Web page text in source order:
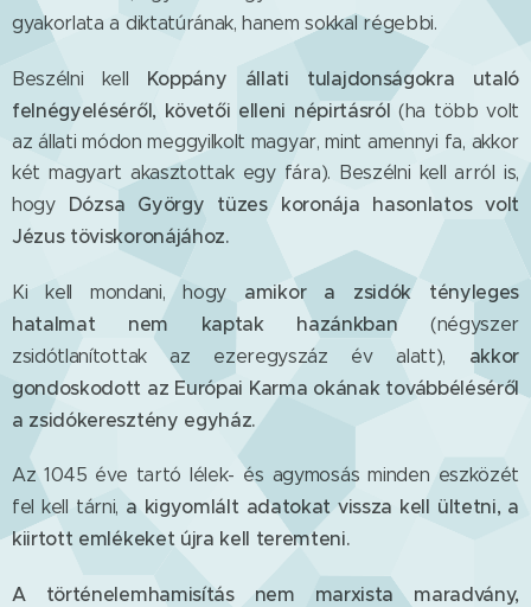
gyakorlata a diktatúrának, hanem sokkal régebbi.
Beszélni kell Koppány állati tulajdonságokra utaló
felnégyeléséről, követői elleni népirtásról(ha több volt
az állati módon meggyilkolt magyar, mint amennyi fa, akkor
két magyart akasztottak egy fára). Beszélni kell arról is,
hogy Dózsa György tüzes koronája hasonlatos volt
Jézus töviskoronájához.
Ki kell mondani, hogy amikor a zsidók tényleges
hatalmat nem kaptak hazánkban(négyszer
zsidótlanítottak az ezeregyszáz év alatt), akkor
gondoskodott az Európai Karma okának továbbéléséről
a zsidókeresztény egyház.
Az 1045 éve tartó lélek- és agymosás minden eszközét
fel kell tárni, a kigyomlált adatokat vissza kell ültetni, a
kiirtott emlékeket újra kell teremteni.
A történelemhamisítás nem marxista maradvány,